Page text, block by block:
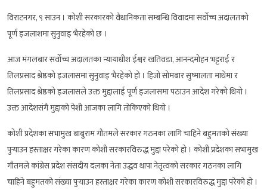
विराटनगर, ९ साउन । कोशी सरकारको वैधानिकता सम्बन्धि विवादमा सर्वोच्च अदालतको
पूर्ण इजलाशमा सुनुवाइ भैरहेको छ ।
आज मंगलबार सर्वोच्च अदालतका न्यायाधीश ईश्वर खतिवडा, आनन्दमोहन भट्टराई र
तिलप्रसाद श्रेष्ठको इजलासमा सुनुवाइ भैरहेको हो । हिजो सोमबार सुष्मालता माथेमा र
तिलप्रसाद श्रेष्ठको इजलासले उक्त मुद्दालाई पूर्ण इजलासमा पठाउन आदेश गरेको थियो ।
उक्त आदेशसंगै मुद्दाको पेशी आजका लागि तोकिएको थियो ।
कोशी प्रदेशका सभामुख बाबुराम गौतमले सरकार गठनका लागि चाहिने बहुमतको संख्या
पुर्‍याउन हस्ताक्षर गरेका कारण कोशी सरकारविरुद्ध मुद्दा परेको हो । कोशी प्रदेशका सभामुख
गौतमले कांग्रेस प्रदेश संसदीय दलका नेता उद्धव थापा नेतृत्वको सरकार गठनका लागि
चाहिने बहुमतको संख्या पुर्‍याउन हस्ताक्षर गरेका कारण कोशी सरकारविरुद्ध मुद्दा परेको हो ।